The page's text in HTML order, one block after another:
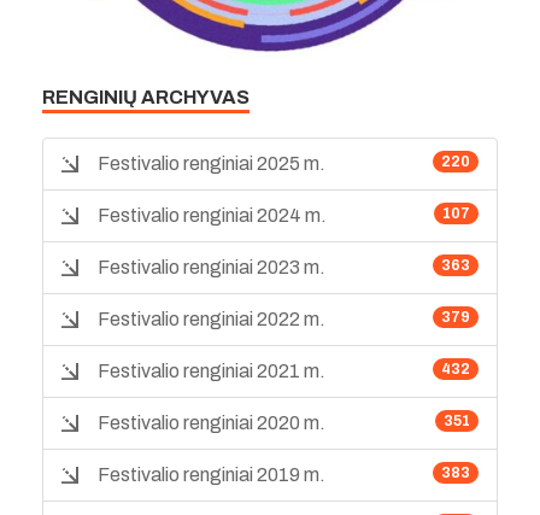
RENGINIŲ ARCHYVAS
220
Festivalio renginiai 2025 m.
107
Festivalio renginiai 2024 m.
363
Festivalio renginiai 2023 m.
379
Festivalio renginiai 2022 m.
432
Festivalio renginiai 2021 m.
351
Festivalio renginiai 2020 m.
383
Festivalio renginiai 2019 m.